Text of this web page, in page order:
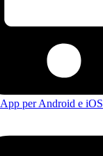
App per Android e iOS